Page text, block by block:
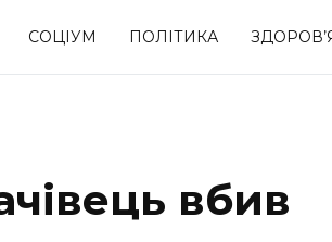
СОЦІУМ ПОЛІТИКА
Спорт
вбив